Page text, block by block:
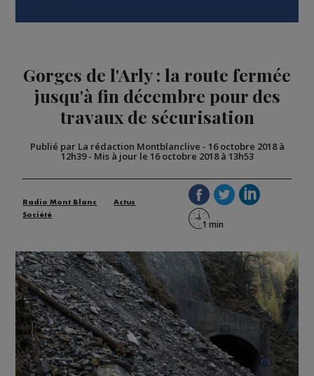
Gorges de l'Arly : la route fermée
jusqu'à fin décembre pour des
travaux de sécurisation
Publié par La rédaction Montblanclive - 16 octobre 2018 à
12h39- Mis à jour le 16 octobre 2018 à 13h53
Radio Mont Blanc
Actus
Société